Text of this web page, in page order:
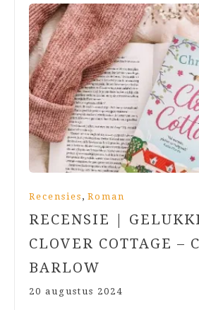
Recensies , Roman
RECENSIE |
CLOVER COTTAGE –
BARLOW
20 augustus 2024